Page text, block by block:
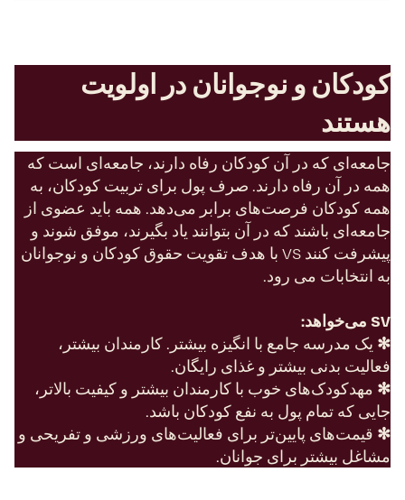
کودکان و نوجوانان در اولویت
هستند
جامعه‌ای که در آن کودکان رفاه دارند، جامعه‌ای است که
همه در آن رفاه دارند. صرف پول برای تربیت کودکان، به
همه کودکان فرصت‌های برابر می‌دهد. همه باید عضوی از
جامعه‌ای باشند که در آن بتوانند یاد بگیرند، موفق شوند و
پیشرفت کنند SV با هدف تقویت حقوق کودکان و نوجوانان
به انتخابات می رود.
VS می‌خواهد:
✻ یک مدرسه جامع با انگیزه بیشتر. کارمندان بیشتر،
فعالیت بدنی بیشتر و غذای رایگان.
✻ مهدکودک‌های خوب با کارمندان بیشتر و کیفیت بالاتر،
جایی که تمام پول به نفع کودکان باشد.
✻ قیمت‌های پایین‌تر برای فعالیت‌های ورزشی و تفریحی و
مشاغل بیشتر برای جوانان.